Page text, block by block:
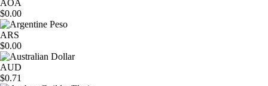
AOA
$0.00
ARS
$0.00
AUD
$0.71